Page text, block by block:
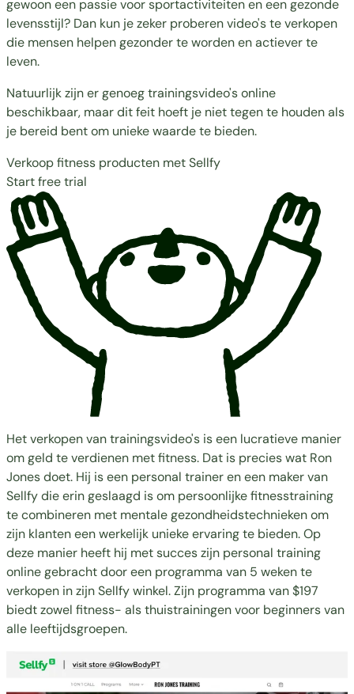
gewoon een passie voor sportactiviteiten en een gezonde
levensstijl? Dan kun je zeker proberen video's te verkopen
die mensen helpen gezonder te worden en actiever te
leven.
Natuurlijk zijn er genoeg trainingsvideo's online
beschikbaar, maar dit feit hoeft je niet tegen te houden als
je bereid bent om unieke waarde te bieden.
Verkoop fitness producten met Sellfy
Start free trial
Het verkopen van trainingsvideo's is een lucratieve manier
om geld te verdienen met fitness. Dat is precies wat Ron
Jonesdoet. Hij is een personal trainer en een maker van
Sellfy die erin geslaagd is om persoonlijke fitnesstraining
te combineren met mentale gezondheidstechnieken om
zijn klanten een werkelijk unieke ervaring te bieden. Op
deze manier heeft hij met succes zijn personal training
online gebracht door een programma van 5 weken te
verkopen in zijn Sellfy winkel. Zijn programma van $197
biedt zowel fitness- als thuistrainingen voor beginners van
alle leeftijdsgroepen.